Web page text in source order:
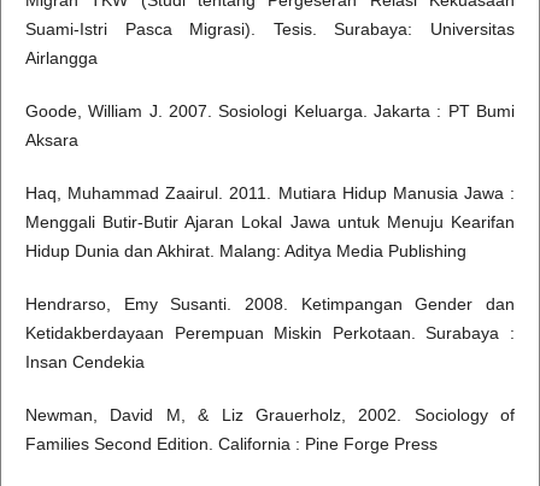
Suami-Istri Pasca Migrasi). Tesis. Surabaya: Universitas
Airlangga
Goode, William J. 2007. Sosiologi Keluarga. Jakarta : PT Bumi
Aksara
Haq, Muhammad Zaairul. 2011. Mutiara Hidup Manusia Jawa :
Menggali Butir-Butir Ajaran Lokal Jawa untuk Menuju Kearifan
Hidup Dunia dan Akhirat. Malang: Aditya Media Publishing
Hendrarso, Emy Susanti. 2008. Ketimpangan Gender dan
Ketidakberdayaan Perempuan Miskin Perkotaan. Surabaya :
Insan Cendekia
Newman, David M, & Liz Grauerholz, 2002. Sociology of
Families Second Edition. California : Pine Forge Press